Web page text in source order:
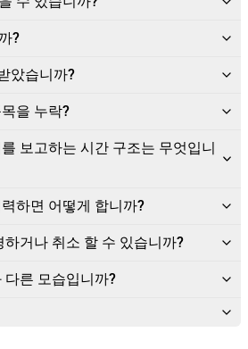
?
았습니까?
을 누락?
보고하는 시간 구조는 무엇입니
하면 어떻게 합니까?
거나 취소 할 수 있습니까?
다른 모습입니까?